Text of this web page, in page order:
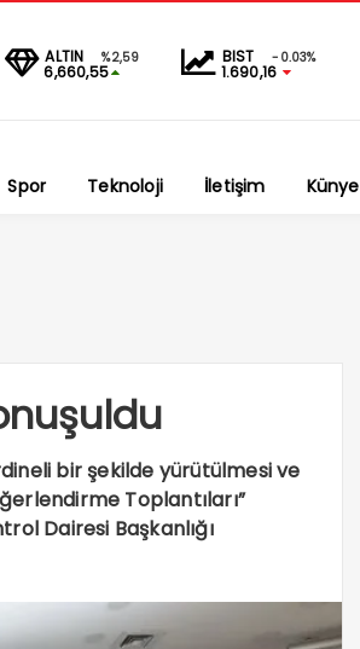
ALTIN %2,59
6,660,55
BIST -0.03%
1.690,16
Spor Teknoloji İletişim Künye
bir şekilde yürütülmesi ve
Toplantıları”
Dairesi Başkanlığı